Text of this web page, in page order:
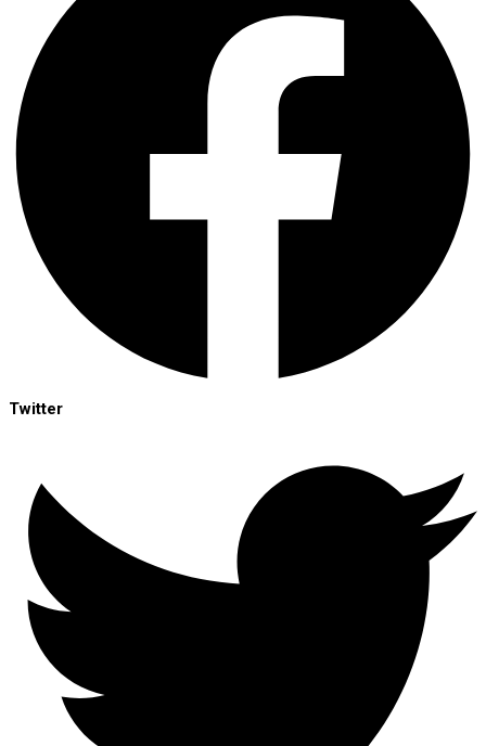
Twitter